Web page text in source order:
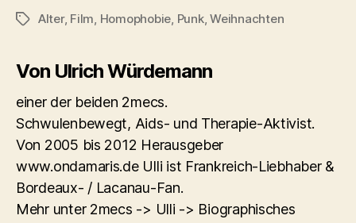
Schlagwörter
Alter, Film Homophobie Punk,Weihnachten
Von Ulrich Würdemann
einer der beiden 2mecs.
Schwulenbewegt, Aids- und Therapie-Aktivist.
Von 2005 bis 2012 Herausgeber
www.ondamaris.de Ulli ist Frankreich-Liebhaber &
Bordeaux- / Lacanau-Fan.
Mehr unter 2mecs -> Ulli -> Biographisches